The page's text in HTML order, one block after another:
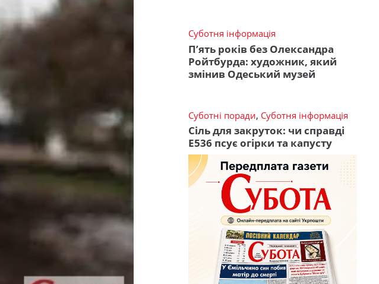
Суботня інформація
П’ять років без Олександра
Ройтбурда: художник, який
змінив Одеський музей
Суботні поради, Суботня інформація
Сіль для закруток: чи справді
Е536 псує огірки та капусту